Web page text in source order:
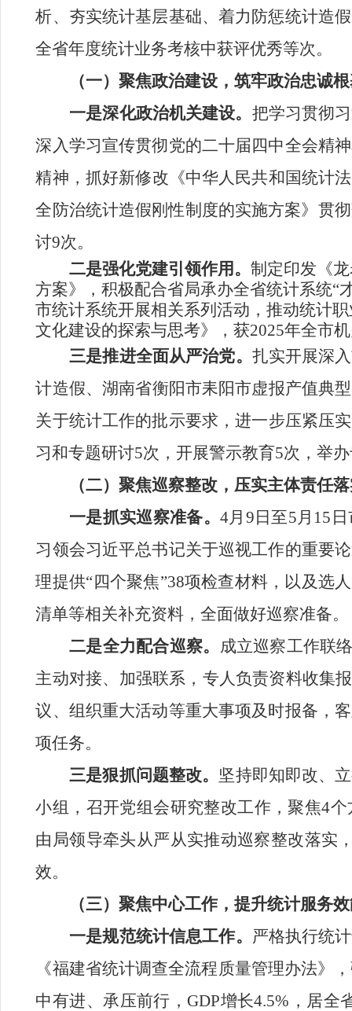
析、夯实统计基层基础、着力防惩统计造
全省年度统计业务考核中获评优秀等次。
（一）聚焦政治建设 ，筑牢政治忠诚
一是深化政治机关建设。 把学习贯彻
深入学习宣传贯彻党的二十届四中全会精
精神， 抓好新修改《中华人民共和国统计
全防治统计造假刚性制度的实施方案》 贯
讨9次。
二是强化党建引领作用 。制定印发《
方案》，积极配合省局承办全省统计系统“
市统计系统开展相关系列活动，推动统计
文化建设的探索与思考》，获2025年全市
三是推进全面从严治党。 扎实开展深
计造假、湖南省衡阳市耒阳市虚报产值典
关于统计工作的批示要求 ，进一步压紧压
习和专题研讨5次，开展警示教育5次，举
（二）聚焦巡察整改， 压实主体责任
一是抓实巡察准备。4月 9 日至5月 15
习领会习近平总书记关于巡视工作的重要
理提供“四个聚焦”38项检查材料，以及选
清单等相关补充资料，全面做好巡察准备。
二是全力配合巡察。 成立巡察工作联
主动对接、加强联系，专人负责资料收集
议、组织重大活动等重大事项及时报备，
项任务。
三是狠抓问题整改。 坚持即知即改、
小组，召开党组会研究整改工作，聚焦4个
由局领导牵头从严从实推动巡察整改落实
效。
（三）聚焦中心工作，提升统计服务
一是规范统计信息工作。 严格执行统
《福建省统计调查全流程质量管理办法》
中有进、承压前行， GDP增长4.5% ，居全